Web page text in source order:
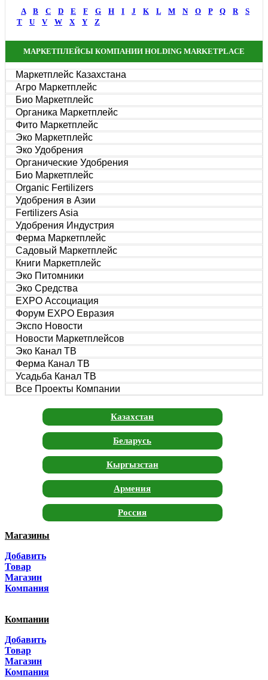
A B C D E F G H I J K L M N O P Q R
S
T
U V W X Y Z
МАРКЕТПЛЕЙСЫ КОМПАНИИ HOLDING MARKETPLACE
Маркетплейс Казахстана
Агро Маркетплейс
Био Маркетплейс
Органика Маркетплейс
Фито Маркетплейс
Эко Маркетплейс
Эко Удобрения
Органические Удобрения
Био Маркетплейс
Organic Fertilizers
Удобрения в Азии
Fertilizers Asia
Удобрения Индустрия
Ферма Маркетплейс
Садовый Маркетплейс
Книги Маркетплейс
Эко Питомники
Эко Средства
EXPO Ассоциация
Форум EXPO Евразия
Экспо Новости
Новости Маркетплейсов
Эко Канал ТВ
Ферма Канал ТВ
Усадьба Канал ТВ
Все Проекты Компании
Казахстан
Беларусь
Кыргызстан
Армения
Россия
Магазины
Добавить
Товар
Магазин
Компания
Компании
Добавить
Товар
Магазин
Компания